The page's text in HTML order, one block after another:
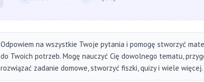
Odpowiem na wszystkie Twoje pytania i pomogę stworzyć
do Twoich potrzeb. Mogę nauczyć Cię dowolnego tematu,
rozwiązać zadanie domowe, stworzyć fiszki, quizy i wiele więcej.